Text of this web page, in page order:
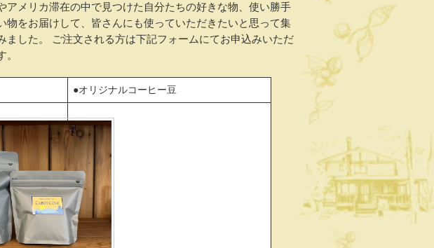
アメリカ滞在の中で見つけた自分たちの好きな物、使い勝手
物をお届けして、皆さんにも使っていただきたいと思って集
ました。 ご注文される方は下記フォームにてお申込みいただ
。
●オリジナルコーヒー豆